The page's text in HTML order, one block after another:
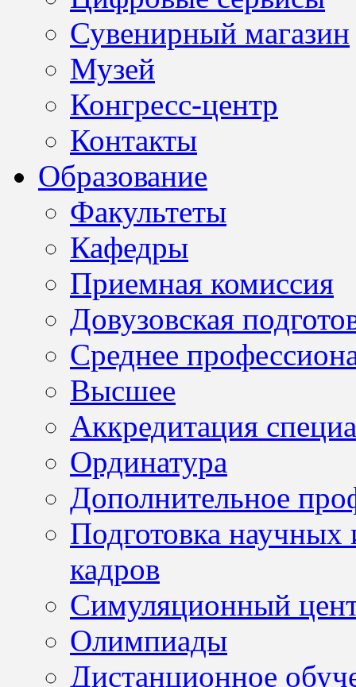
Сувенирный магазин
Музей
Конгресс-центр
Контакты
Образование
Факультеты
Кафедры
Приемная комиссия
Довузовская
Среднее
Высшее
Аккредитация
Ординатура
Дополнительное
Подготовка научных
кадров
Симуляционный
Олимпиады
Дистанционное